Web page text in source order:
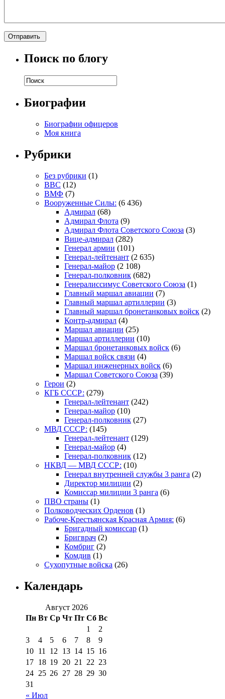
Поиск по блогу
Биографии
Биографии офицеров
Моя книга
Рубрики
Без рубрики (1)
ВВС (12)
ВМФ (7)
Вооруженные Силы: (6 436)
Адмирал (68)
Адмирал Флота (9)
Адмирал Флота Советского Союза (3)
Вице-адмирал (282)
Генерал армии (101)
Генерал-лейтенант (2 635)
Генерал-майор (2 108)
Генерал-полковник (682)
Генералиссимус Советского Союза (1)
Главный маршал авиации (7)
Главный маршал артиллерии (3)
Главный маршал бронетанковых войск (2)
Контр-адмирал (4)
Маршал авиации (25)
Маршал артиллерии (10)
Маршал бронетанковых войск (6)
Маршал войск связи (4)
Маршал инженерных войск (6)
Маршал Советского Союза (39)
Герои (2)
КГБ СССР: (279)
Генерал-лейтенант (242)
Генерал-майор (10)
Генерал-полковник (27)
МВД СССР: (145)
Генерал-лейтенант (129)
Генерал-майор (4)
Генерал-полковник (12)
НКВД — МВД СССР: (10)
Генерал внутренней службы 3 ранга (2)
Директор милиции (2)
Комиссар милиции 3 ранга (6)
ПВО страны (1)
Полководческих Орденов (1)
Рабоче-Крестьянская Красная Армия: (6)
Бригадный комиссар (1)
Бригврач (2)
Комбриг (2)
Комдив (1)
Сухопутные войска (26)
Календарь
Август 2026
Пн Вт Ср Чт Пт Сб Вс
« Июл
1
2
3
4 5 6 7 8
9
10 11 12 13 14 15 16
17 18 19 20 21 22 23
24 25 26 27 28 29 30
31